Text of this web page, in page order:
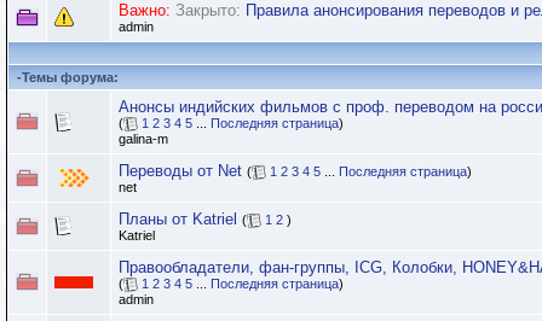
Важно: Закрыто: Правила анонсирования переводов и
admin
-Темы форума:
Анонсы индийских фильмов с проф. переводом на
( 1 2 3 4 5 Последняя страница)
galina-m
Переводы от Net ( 1 2 3 4 5 Последняя страница)
net
Планы от Katriel ( 1 2 )
Katriel
Правообладатели, фан-группы, ICG, Колобки,
( 1 2 3 4 5 Последняя страница)
admin